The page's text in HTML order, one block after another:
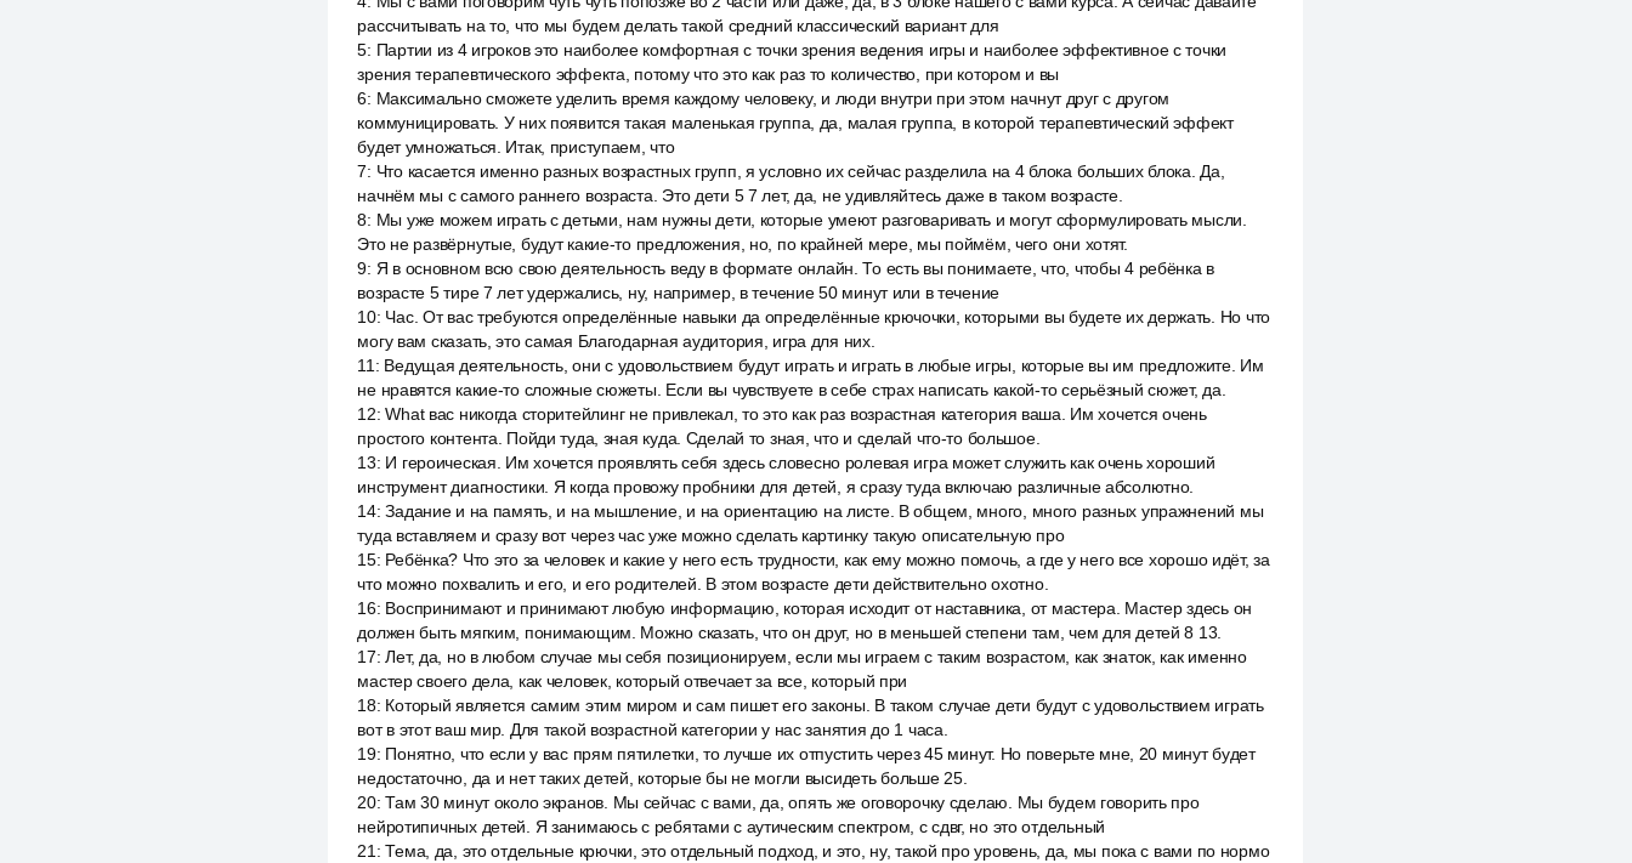
рассчитывать на то, что мы будем делать такой средний классический вариант для
5: Партии из 4 игроков это наиболее комфортная с точки зрения ведения игры и наиболее эффективное с точки
зрения терапевтического эффекта, потому что это как раз то количество, при котором и вы
6: Максимально сможете уделить время каждому человеку, и люди внутри при этом начнут друг с другом
коммуницировать. У них появится такая маленькая группа, да, малая группа, в которой терапевтический эффект
будет умножаться. Итак, приступаем, что
7: Что касается именно разных возрастных групп, я условно их сейчас разделила на 4 блока больших блока. Да,
начнём мы с самого раннего возраста. Это дети 5 7 лет, да, не удивляйтесь даже в таком возрасте.
8: Мы уже можем играть с детьми, нам нужны дети, которые умеют разговаривать и могут сформулировать мысли.
Это не развёрнутые, будут какие-то предложения, но, по крайней мере, мы поймём, чего они хотят.
9: Я в основном всю свою деятельность веду в формате онлайн. То есть вы понимаете, что, чтобы 4 ребёнка в
возрасте 5 тире 7 лет удержались, ну, например, в течение 50 минут или в течение
10: Час. От вас требуются определённые навыки да определённые крючочки, которыми вы будете их держать. Но что
могу вам сказать, это самая Благодарная аудитория, игра для них.
11 : Ведущая деятельность, они с удовольствием будут играть и играть в любые игры, которые вы им предложите. Им
не нравятся какие-то сложные сюжеты. Если вы чувствуете в себе страх написать какой-то серьёзный сюжет, да.
12:What вас никогда сторитейлинг не привлекал, то это как раз возрастная категория ваша. Им хочется очень
простого контента. Пойди туда, зная куда. Сделай то зная, что и сделай что-то большое.
13: И героическая. Им хочется проявлять себя здесь словесно ролевая игра может служить как очень хороший
инструмент диагностики. Я когда провожу пробники для детей, я сразу туда включаю различные абсолютно.
14:Задание и на память, и на мышление, и на ориентацию на листе. В общем, много, много разных упражнений мы
туда вставляем и сразу вот через час уже можно сделать картинку такую описательную про
15: Ребёнка? Что это за человек и какие у него есть трудности, как ему можно помочь, а где у него все хорошо идёт, за
что можно похвалить и его, и его родителей. В этом возрасте дети действительно охотно.
16: Воспринимают и принимают любую информацию, которая исходит от наставника, от мастера. Мастер здесь он
должен быть мягким, понимающим. Можно сказать, что он друг, но в меньшей степени там, чем для детей 8 13.
17:Лет, да, но в любом случае мы себя позиционируем, если мы играем с таким возрастом, как знаток, как именно
мастер своего дела, как человек, который отвечает за все, который при
18: Который является самим этим миром и сам пишет его законы. В таком случае дети будут с удовольствием играть
вот в этот ваш мир. Для такой возрастной категории у нас занятия до 1 часа.
19: Понятно, что если у вас прям пятилетки, то лучше их отпустить через 45 минут. Но поверьте мне, 20 минут будет
недостаточно, да и нет таких детей, которые бы не могли высидеть больше 25.
20:Там 30 минут около экранов. Мы сейчас с вами, да, опять же оговорочку сделаю. Мы будем говорить про
нейротипичных детей. Я занимаюсь с ребятами с аутическим спектром, с сдвг, но это отдельный
21 :Тема, да, это отдельные крючки, это отдельный подход, и это, ну, такой про уровень, да, мы пока с вами по нормо